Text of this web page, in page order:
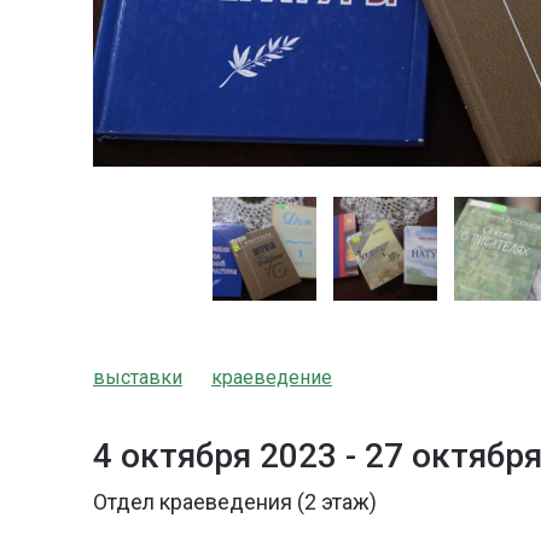
выставки краеведение
4 октября 2023 - 27
Отдел краеведения (2 этаж)